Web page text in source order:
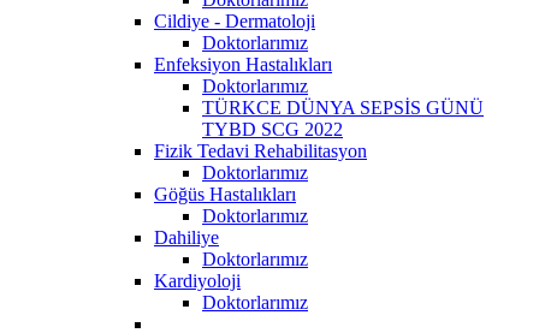
Cildiye - Dermatoloji
Doktorlarımız
Enfeksiyon Hastalıkları
Doktorlarımız
TÜRKCE DÜNYA SEPSİS GÜNÜ
TYBD SCG 2022
Fizik Tedavi Rehabilitasyon
Doktorlarımız
Göğüs Hastalıkları
Doktorlarımız
Dahiliye
Doktorlarımız
Kardiyoloji
Doktorlarımız